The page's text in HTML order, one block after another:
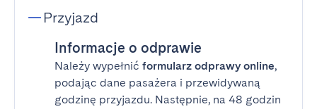
Przyjazd
Informacje o odprawie
Należy wypełnić formularz odprawy online,
podając dane pasażera i przewidywaną
godzinę przyjazdu. Następnie, na 48 godzin